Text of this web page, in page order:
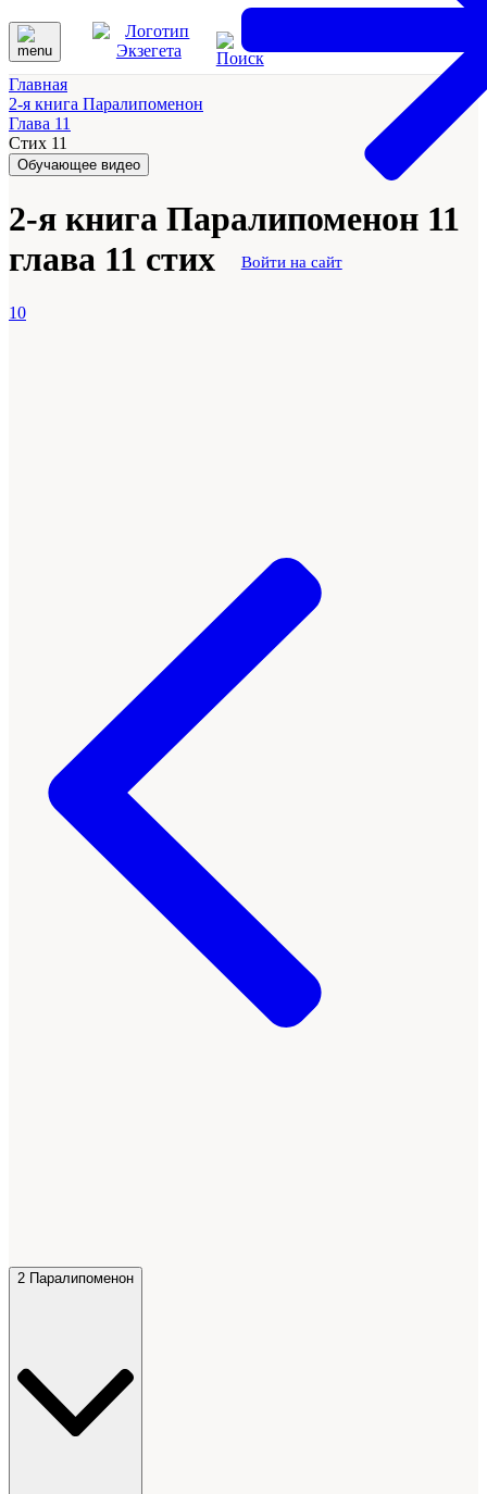
Войти на сайт
Главная
2-я книга Паралипоменон
Глава 11
Стих 11
Обучающее видео
2-я книга Паралипоменон 11
глава 11 стих
10
2 Паралипоменон